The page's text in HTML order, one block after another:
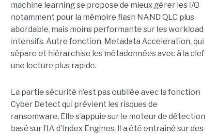
machine learning se propose de mieux gérer les I/O
notamment pour la mémoire flash NAND QLC plus
abordable, mais moins performante sur les workload
intensifs. Autre fonction, Metadata Acceleration, qui
sépare et hiérarchise les métadonnées avec à la clef
une lecture plus rapide.
La partie sécurité n’est pas oubliée avec la fonction
Cyber Detect qui prévient les risques de
ransomware. Elle s’appuie sur le moteur de détection
basé sur l’IA d’Index Engines. Il a été entraîné sur des